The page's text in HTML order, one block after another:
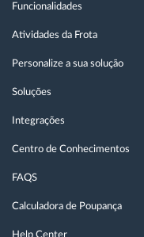
Funcionalidades
Atividades da Frota
Personalize a sua solução
Soluções
Integrações
Centro de Conhecimentos
FAQS
Calculadora de Poupança
Help Center